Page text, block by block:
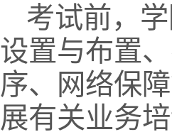
考试前，
设置与布置
序、网络保
展有关业务